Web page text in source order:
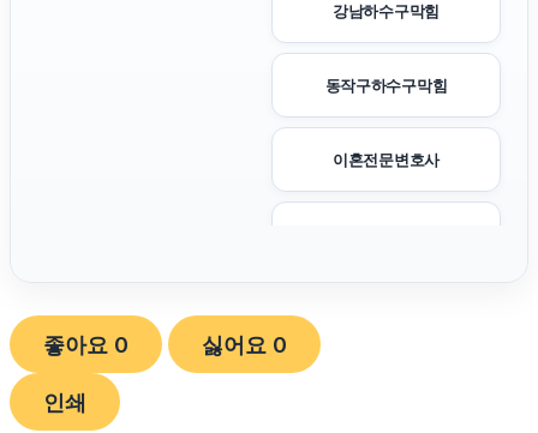
강남하수구막힘
동작구하수구막힘
이혼전문변호사
좋아요 0 싫어요 0
인쇄